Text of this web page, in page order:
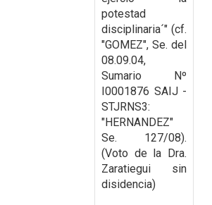
potestad
disciplinaria´" (cf.
"GOMEZ", Se. del
08.09.04,
Sumario Nº
I0001876 SAIJ -
STJRNS3:
"HERNANDEZ"
Se. 127/08).
(Voto de la Dra.
Zaratiegui sin
disidencia)